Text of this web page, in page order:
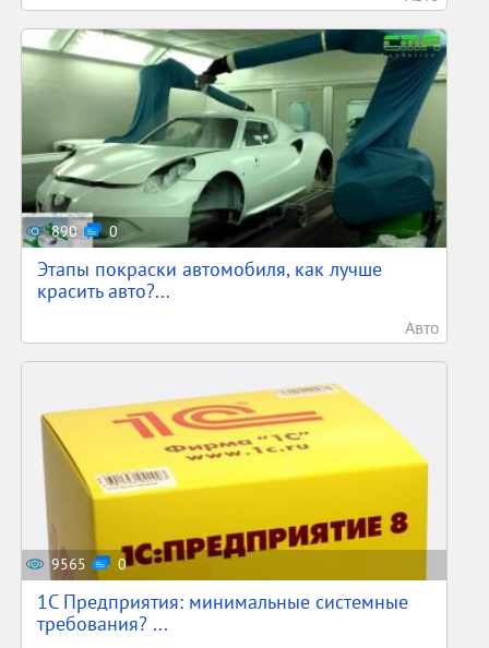
890 0
Этапы покраски автомобиля, как лучше
красить авто?...
Авто
9565 0
1С Предприятия: минимальные системные
требования? ...